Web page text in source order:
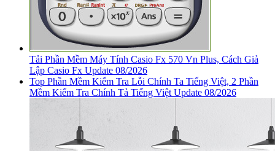
Tải Phần Mềm Máy Tính Casio Fx 570 Vn Plus, Cách Giả
Lập Casio Fx Update 08/2026
Top Phần Mềm Kiểm Tra Lỗi Chính Ta Tiếng Việt, 2 Phần
Mềm Kiểm Tra Chính Tả Tiếng Việt Update 08/2026